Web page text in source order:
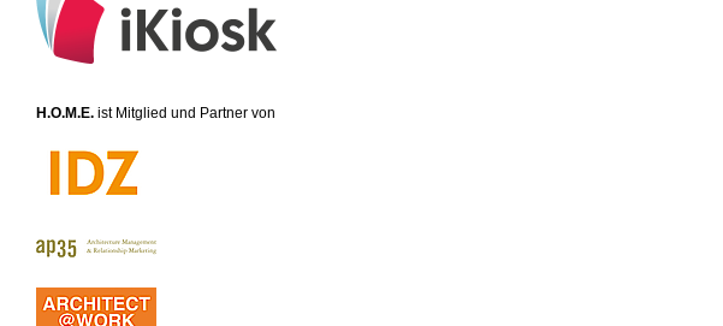
H.O.M.E. ist Mitglied und Partner von